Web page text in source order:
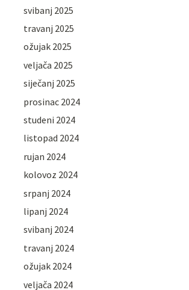
svibanj 2025
travanj 2025
ožujak 2025
veljača 2025
siječanj 2025
prosinac 2024
studeni 2024
listopad 2024
rujan 2024
kolovoz 2024
srpanj 2024
lipanj 2024
svibanj 2024
travanj 2024
ožujak 2024
veljača 2024